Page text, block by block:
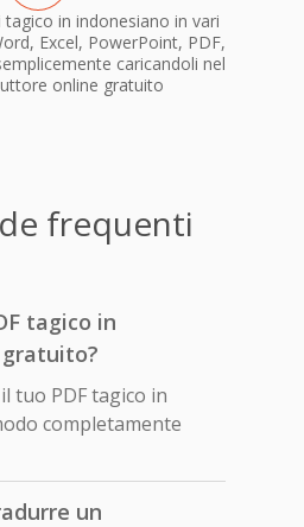
in indonesiano in vari
Excel, PowerPoint, PDF,
caricandoli nel
online gratuito
frequenti
tagico in
tuo PDF tagico in
completamente
un